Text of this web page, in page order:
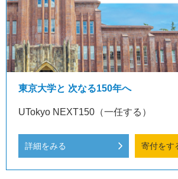
東京大学と 次なる150年へ
UTokyo NEXT150（一任する）
詳細をみる 寄付をす